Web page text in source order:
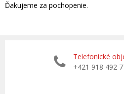
Ďakujeme za pochopenie.
Telefonické
+421 918 492